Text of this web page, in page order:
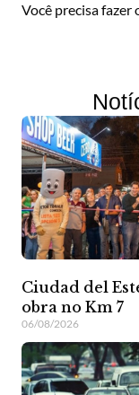
Você precisa fazer
Ciudad del
obra no Km 7
06/08/2026